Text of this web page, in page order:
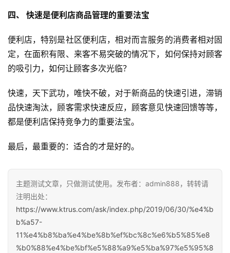
四、 快速是便利店商品管理的重要法宝
便利店，特别是社区便利店，相对而言服务的消费者相对固
定，在面积有限、来客不易突破的情况下，如何保持对顾客
的吸引力，如何让顾客多次光临？
快速，天下武功，唯快不破，对于新商品的快速引进，滞销
品快速淘汰，顾客需求快速反应，顾客意见快速回馈等等，
都是便利店保持竞争力的重要法宝。
最后，最重要的：适合的才是好的。
主题测试文章，只做测试使用。发布者：admin888，转转请
注明出处：
https://www.ktrus.com/ask/index.php/2019/06/30/%e4%b
b%a57-
11%e4%b8%ba%e4%be%8b%ef%bc%8c%e6%b5%85%e8
%b0%88%e4%be%bf%e5%88%a9%e5%ba%97%e5%95%8